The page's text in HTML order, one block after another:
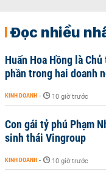
Đọc nhiều
Huấn Hoa Hồng là
phần trong hai doanh
KINH DOANH - 10 giờ trước
Con gái tỷ phú Phạm
sinh thái Vingroup
KINH DOANH - 10 giờ trước